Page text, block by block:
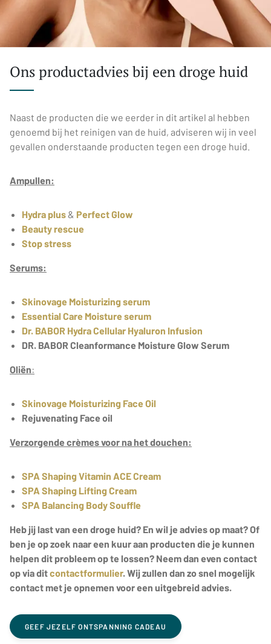
Ons productadvies bij een droge huid
Naast de producten die we eerder in dit artikel al hebben
genoemd bij het reinigen van de huid, adviseren wij in veel
gevallen onderstaande producten tegen een droge huid.
Ampullen:
Hydra plus & Perfect Glow
Beauty rescue
Stop stress
Serums:
Skinovage Moisturizing serum
Essential Care Moisture serum
Dr. BABOR Hydra Cellular Hyaluron Infusion
DR. BABOR Cleanformance Moisture Glow Serum
Oliën:
Skinovage Moisturizing Face Oil
Rejuvenating Face oil
Verzorgende crèmes voor na het douchen:
SPA Shaping Vitamin ACE Cream
SPA Shaping Lifting Cream
SPA Balancing Body Souffle
Heb jij last van een droge huid? En wil je advies op maat? Of
ben je op zoek naar een kuur aan producten die je kunnen
helpen dit probleem op te lossen? Neem dan even contact
op via ditcontactformulier. Wij zullen dan zo snel mogelijk
contact met je opnemen voor een uitgebreid advies.
GEEF JEZELF ONTSPANNING CADEAU